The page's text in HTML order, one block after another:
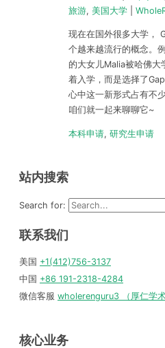
旅游, 美国大学
现在在国外很多大学，
个越来越流行的概念。
的大女儿Malia被哈佛大
着入学，而是选择了
心中这一新形式占有不
咱们就一起来聊聊它~
本科申请, 研究生申请
站内搜索
Search for:
联系我们
美国 +1(412)756-3137
中国 +86 191-2318-4284
微信客服 wholerenguru3 （厚仁学术
核心业务